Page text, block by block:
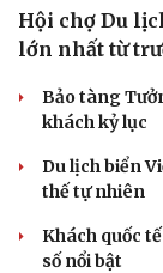
Hội chợ Du
lớn nhất từ
Bảo tàng
khách kỷ lục
Du lịch biển
thế tự nhiên
Khách quốc
số nổi bật